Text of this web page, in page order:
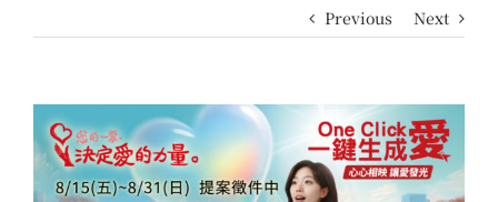
Previous Next
View
Larger
Image